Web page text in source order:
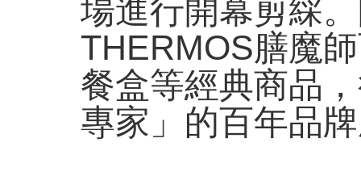
場進行開幕剪綵
THERMOS膳魔
餐盒等經典商品
專家」的百年品